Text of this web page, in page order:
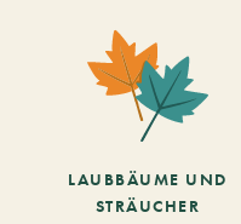
LAUBBÄUME UND
STRÄUCHER